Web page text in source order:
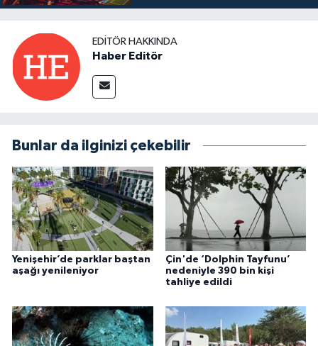
EDITÖR HAKKINDA
Haber Editör
Bunlar da ilginizi çekebilir
Yenişehir’de parklar baştan
aşağı yenileniyor
Çin'de ‘Dolphin Tayfunu’
nedeniyle 390 bin kişi
tahliye edildi